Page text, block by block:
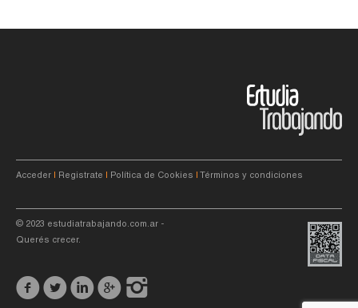
Acceder Registrate Política de Cookies Términos y condiciones
© 2023 estudiatrabajando.com.ar -
Querés crecer.